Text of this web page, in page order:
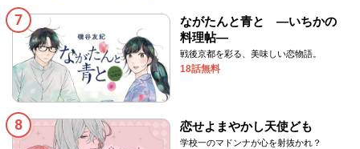
7
ながたんと青と ―いちかの
料理帖―
戦後京都を彩る、美味しい恋物語。
18話無料
8 恋せよまやかし天使ども
学校一のマドンナが心を射抜かれ？